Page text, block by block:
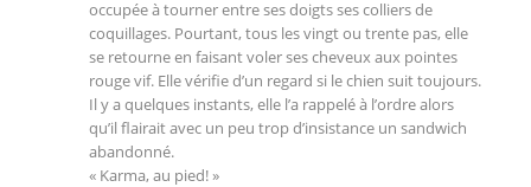
occupée à tourner entre ses doigts ses colliers de
coquillages. Pourtant, tous les vingt ou trente pas, elle
se retourne en faisant voler ses cheveux aux pointes
rouge vif. Elle vérifie d’un regard si le chien suit toujours.
Il y a quelques instants, elle l’a rappelé à l’ordre alors
qu’il flairait avec un peu trop d’insistance un sandwich
abandonné.
« Karma, au pied! »